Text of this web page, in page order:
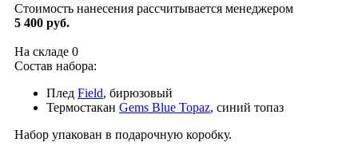
Стоимость нанесения рассчитывается менеджером
5 400 руб.
На складе 0
Состав набора:
Плед Field, бирюзовый
Термостакан Gems Blue Topaz, синий топаз
Набор упакован в подарочную коробку.